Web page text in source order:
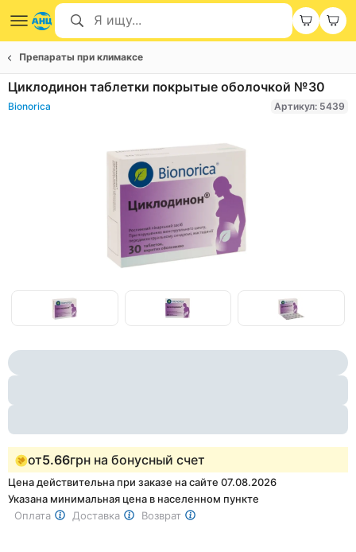
Препараты при климаксе
Циклодинон таблетки покрытые оболочкой №30
Bionorica Артикул: 5439
Item
of
1
of
от5.66грн на бонусный счет
Цена действительна при заказе на сайте 07.08.2026
Указана минимальная цена в населенном пункте
Оплата
Доставка Возврат